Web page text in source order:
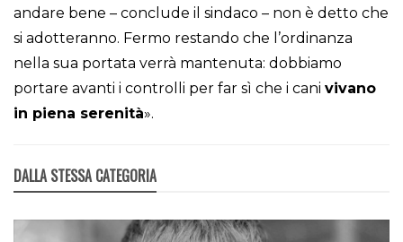
andare bene – conclude il sindaco – non è detto che
si adotteranno. Fermo restando che l’ordinanza
nella sua portata verrà mantenuta: dobbiamo
portare avanti i controlli per far sì che i cani vivano
in piena serenità».
DALLA STESSA CATEGORIA